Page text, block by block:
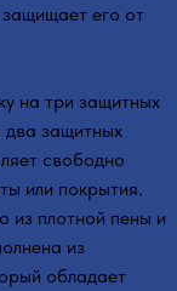
его от
на три защитных
два защитных
свободно
или покрытия.
из плотной пены и
из
обладает